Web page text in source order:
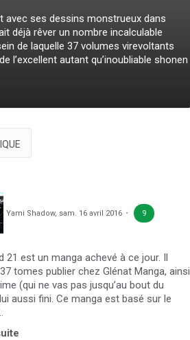
avec ses dessins monstrueux dans
déjà rêver un nombre incalculable
de laquelle 37 volumes virevoltants
l’excellent autant qu’inoubliable shonen
Yami Shadow, sam. 16 avril 2016 9
21 est un manga achevé à ce jour. Il
tomes publier chez Glénat Manga, ainsi
(qui ne vas pas jusqu’au bout du
aussi fini. Ce manga est basé sur le